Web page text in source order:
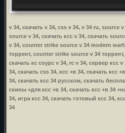
v 34, скачать v 34, css v 34, v 34 ru, source
source v 34, скачать ксс v 34, скачать
v 34, counter strike source v 34 modern
торрент, counter strike source v 34
скачать кс соурс v 34, rc v 34, сервер ксс
34, скачать css 34, ксс +в 34, скачать ксс
34, скачать ксс 34 русском, скачать
скины +для ксс +в 34, скачать ксс +в 34
34, игра ксс 34, скачать готовый ксс 34,
34